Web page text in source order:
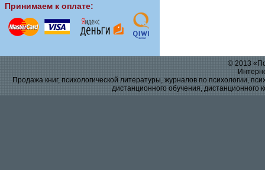
Принимаем к оплате:
© 2013
Продажа книг, психологической литературы, журналов по психологии,
дистанционного обучения, дистанционного